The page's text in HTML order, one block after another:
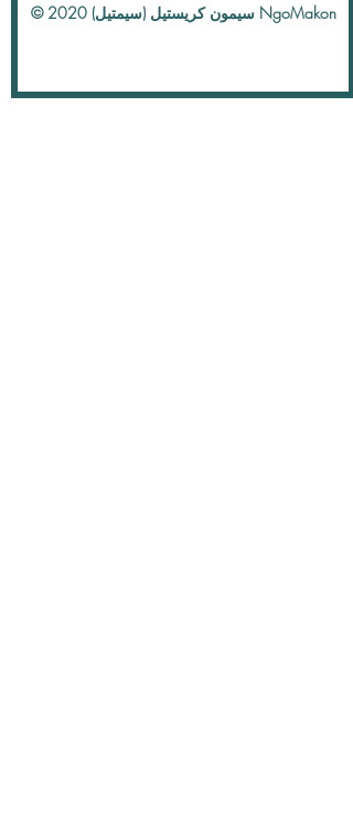
© 2020 سيمون كريستيل (سيمتيل) NgoMakon